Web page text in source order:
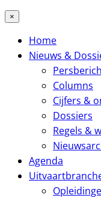
×
Home
Nieuws &
Columns
Cijfers &
Dossiers
Regels &
Agenda